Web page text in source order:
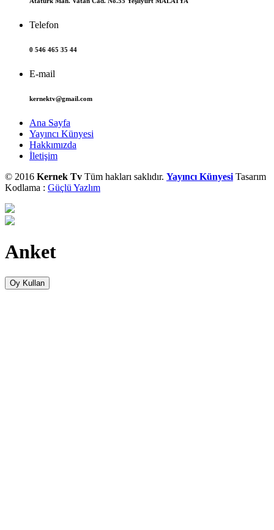
Telefon
0 546 465 35 44
E-mail
kernektv@gmail.com
Ana Sayfa
Yayıncı Künyesi
Hakkımızda
İletişim
© 2016 Kernek Tv Tüm hakları saklıdır. Yayıncı Künyesi Tasarım
Kodlama : Güçlü Yazlım
Anket